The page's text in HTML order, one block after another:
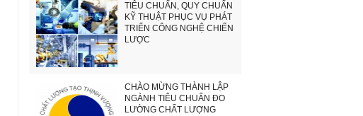
TIÊU CHUẨN, QUY CHUẨN
KỸ THUẬT PHỤC VỤ PHÁT
TRIỂN CÔNG NGHỆ CHIẾN
LƯỢC
CHÀO MỪNG THÀNH LẬP
NGÀNH TIÊU CHUẨN ĐO
LƯỜNG CHẤT LƯỢNG